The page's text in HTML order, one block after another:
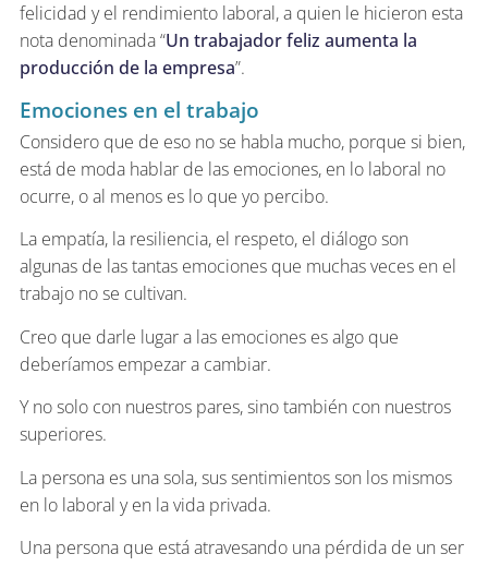
felicidad y el rendimiento laboral, a quien le hicieron esta
nota denominada “Un trabajador feliz aumenta la
producción de la empresa”.
Emociones en el trabajo
Considero que de eso no se habla mucho, porque si bien,
está de moda hablar de las emociones, en lo laboral no
ocurre, o al menos es lo que yo percibo.
La empatía, la resiliencia, el respeto, el diálogo son
algunas de las tantas emociones que muchas veces en el
trabajo no se cultivan.
Creo que darle lugar a las emociones es algo que
deberíamos empezar a cambiar.
Y no solo con nuestros pares, sino también con nuestros
superiores.
La persona es una sola, sus sentimientos son los mismos
en lo laboral y en la vida privada.
Una persona que está atravesando una pérdida de un ser